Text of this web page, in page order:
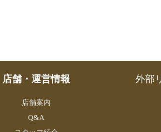
店舗・運営情報
店舗案内
Q&A
外部